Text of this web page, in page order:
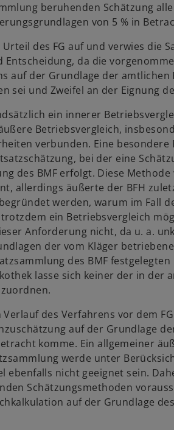
beruhenden Schätzung
von 5 % in
Urteil des FG auf und verwies die
Entscheidung, da die
auf der Grundlage der
sei und Zweifel an der Eignung
ein innerer
Betriebsvergleich,
verbunden. Eine
bei der eine
des BMF erfolgt. Diese
allerdings äußerte der BFH
werden, warum im Fall
ein Betriebsvergleich
Anforderung nicht, da u. a.
der vom Kläger
des BMF
lasse sich keiner der in der
des Verfahrens vor dem
auf der Grundlage
komme. Ein allgemeiner
werde unter
ebenfalls nicht geeignet sein.
Schätzungsmethoden
auf der Grundlage